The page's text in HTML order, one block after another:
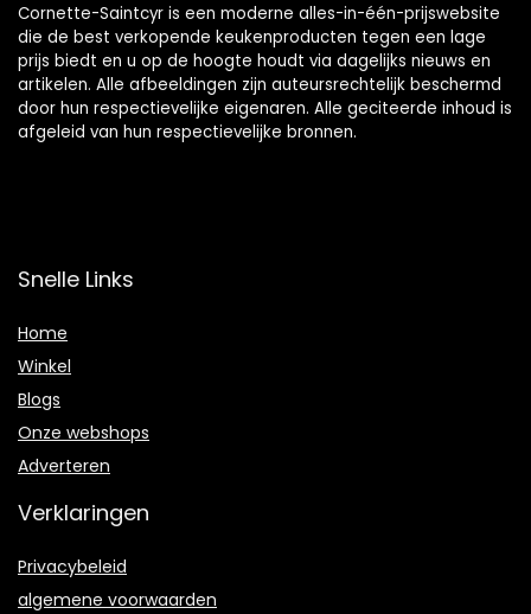
Cornette-Saintcyr is een moderne alles-in-één-prijswebsite
die de best verkopende keukenproducten tegen een lage
prijs biedt en u op de hoogte houdt via dagelijks nieuws en
artikelen. Alle afbeeldingen zijn auteursrechtelijk beschermd
door hun respectievelijke eigenaren. Alle geciteerde inhoud is
afgeleid van hun respectievelijke bronnen.
Snelle Links
Home
Winkel
Blogs
Onze webshops
Adverteren
Verklaringen
Privacybeleid
algemene voorwaarden